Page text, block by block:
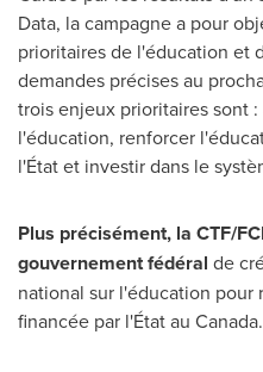
Data, la campagne a pour
prioritaires de l'éducation et
demandes précises au
trois enjeux prioritaires sont
l'éducation, renforcer
l'État et investir dans le
Plus précisément, la CTF/
gouvernement fédéral de
national sur l'éducation
financée par l'État au Canada.